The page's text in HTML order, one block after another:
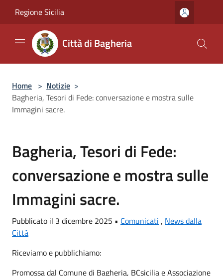
Regione Sicilia
Città di Bagheria
Home > Notizie >
Bagheria, Tesori di Fede: conversazione e mostra sulle
Immagini sacre.
Bagheria, Tesori di Fede:
conversazione e mostra sulle
Immagini sacre.
Pubblicato il 3 dicembre 2025 • Comunicati , News dalla
Città
Riceviamo e pubblichiamo:
Promossa dal Comune di Bagheria, BCsicilia e Associazione